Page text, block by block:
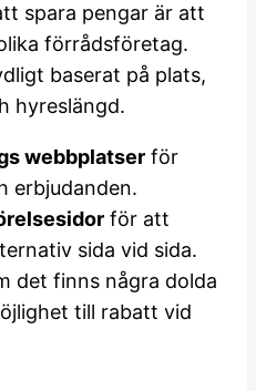
spara pengar är att
förrådsföretag.
baserat på plats,
hyreslängd.
webbplatser för
erbjudanden.
för att
sida vid sida.
det finns några dolda
till rabatt vid